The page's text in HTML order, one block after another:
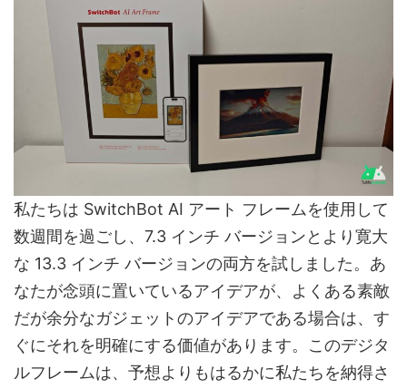
私たちは SwitchBot AI アート フレームを使用して
数週間を過ごし、7.3 インチ バージョンとより寛大
な 13.3 インチ バージョンの両方を試しました。あ
なたが念頭に置いているアイデアが、よくある素敵
だが余分なガジェットのアイデアである場合は、す
ぐにそれを明確にする価値があります。このデジタ
ルフレームは、予想よりもはるかに私たちを納得さ